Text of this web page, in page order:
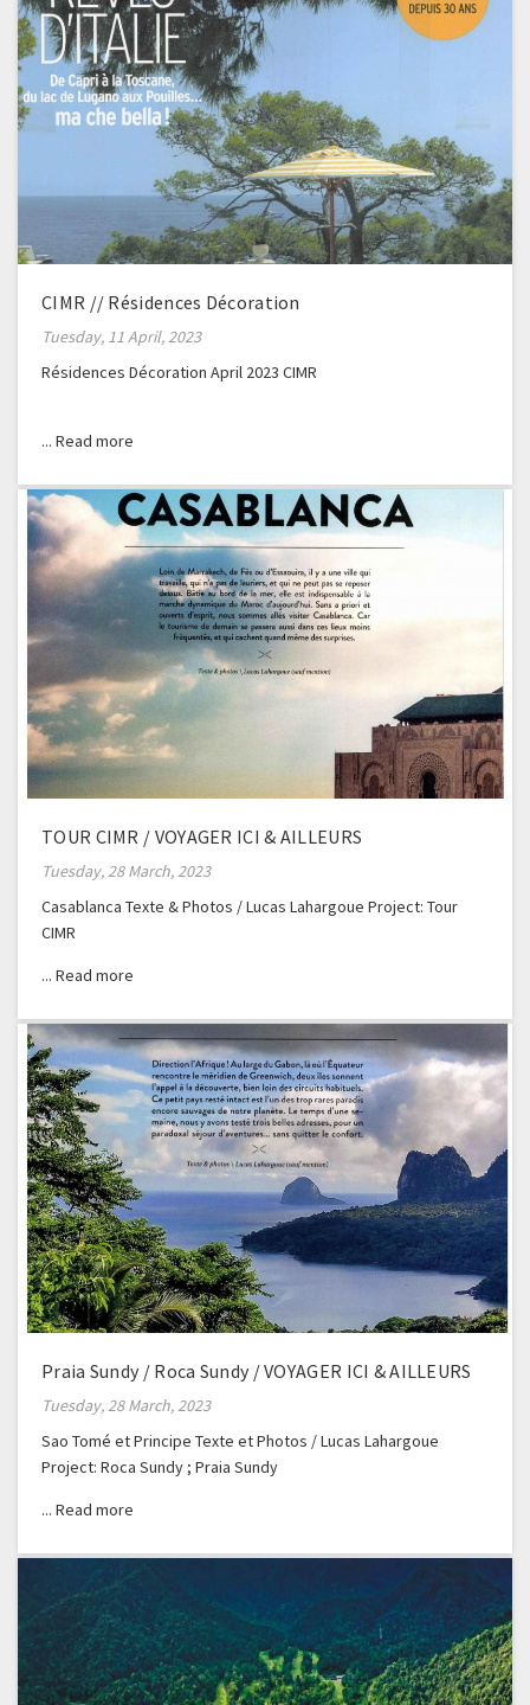
CIMR // Résidences Décoration
Tuesday, 11 April, 2023
Résidences Décoration April 2023 CIMR
TOUR CIMR / VOYAGER ICI & AILLEURS
Tuesday, 28 March, 2023
Casablanca Texte & Photos / Lucas Lahargoue Project: Tour
CIMR
Praia Sundy / Roca Sundy / VOYAGER ICI & AILLEURS
Tuesday, 28 March, 2023
Sao Tomé et Principe Texte et Photos / Lucas Lahargoue
Project: Roca Sundy ; Praia Sundy